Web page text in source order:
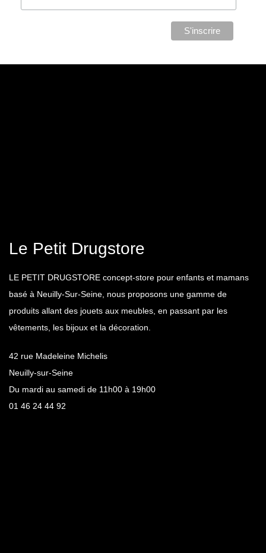
Le Petit Drugstore
LE PETIT DRUGSTORE concept-store pour enfants et mamans
basé à Neuilly-Sur-Seine, nous proposons une gamme de
produits allant des jouets aux meubles, en passant par les
vêtements, les bijoux et la décoration.
42 rue Madeleine Michelis
Neuilly-sur-Seine
Du mardi au samedi de 11h00 à 19h00
01 46 24 44 92